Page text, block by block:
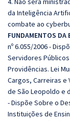
da Inteligência
combate ao
FUNDAMENTOS DA
nº 6.055/2006 -
Servidores
Providências. Lei
Cargos, Carreiras e
de São Leopoldo e
- Dispõe Sobre o
Instituições de